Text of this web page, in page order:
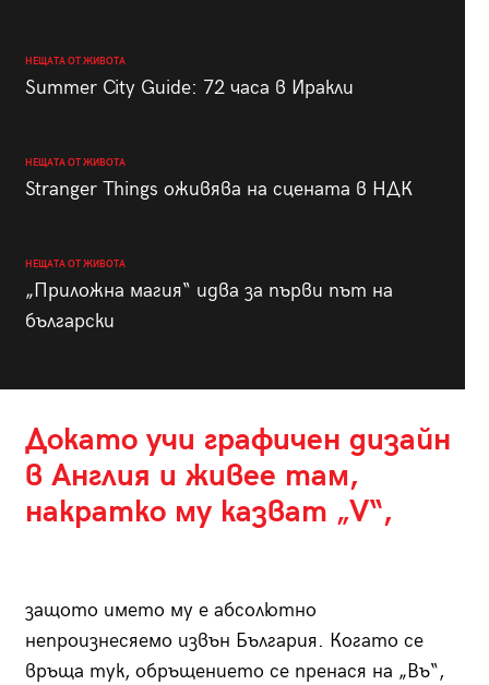
НЕЩАТА ОТ ЖИВОТА
Summer City Guide: 72 часа в Иракли
НЕЩАТА ОТ ЖИВОТА
Stranger Things оживява на сцената в НДК
НЕЩАТА ОТ ЖИВОТА
„Приложна магия“ идва за първи път на
български
Докато учи графичен дизайн
в Англия и живее там,
накратко му казват „V“,
защото името му е абсолютно
непроизнесяемо извън България. Когато се
връща тук, обръщението се пренася на „Въ“,